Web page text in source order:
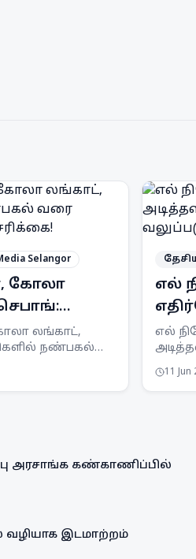
Selangor
கோலா
லங்காட்,
நண்பகல்
வீசக்கூடும்
எச்சரிக்கை
எல்
எல்
11 Jun
அரசாங்க கண்காணிப்பில்
வழியாக இடமாற்றம்